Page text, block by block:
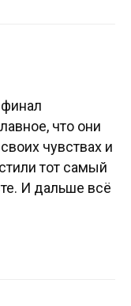
что они
чувствах и
тот самый
И дальше всё